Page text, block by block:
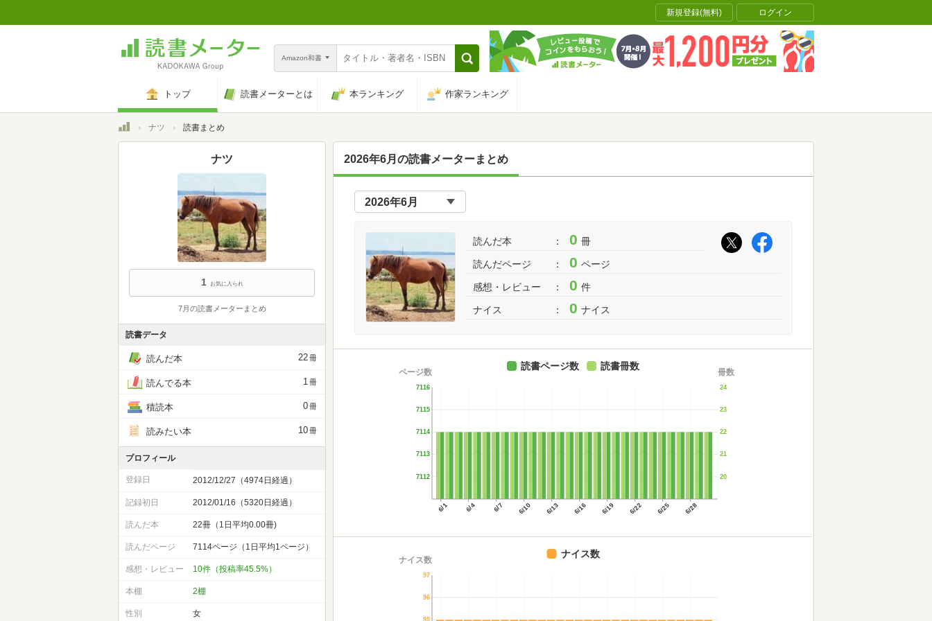
新規登録(無料) ログイン
Amazon和書
トップ 読書メーターとは 本ランキング 作家ランキング
トップナツ 読書まとめ
2026年6月の読書メーターまとめ
読んだ本 0 冊
読んだページ 0 ページ
感想・レビュー 0 件
ナイス 0 ナイス
6/1 6/4 6/7 6/10 6/13 6/16 6/19 6/22 6/25 6/28
7112
7113
7114
7115
7116
ページ数
20
21
22
23
24
冊数
読書ページ数 読書冊数
96
97
ナイス数
ナイス数
ナツ
1 お気に入られ
7月の読書メーターまとめ
読書データ
読んだ本 22冊
読んでる本 1冊
積読本 0冊
読みたい本 10冊
プロフィール
登録日 2012/12/27（4974日経過）
記録初日 2012/01/16（5320日経過）
読んだ本 22冊（1日平均0.00冊)
読んだページ 7114ページ（1日平均1ページ）
感想・レビュー 10件（投稿率45.5%）
本棚 2棚
性別 女